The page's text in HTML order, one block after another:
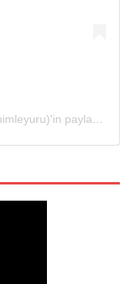
SMA Benimle Yürü Derneği (@smabenimleyuru)'in paylaştığı bir gönderi